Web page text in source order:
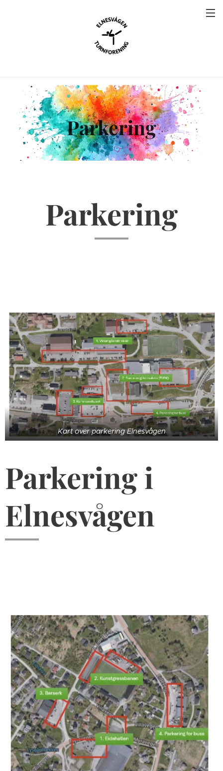
Parkering
Parkering
Kart over parkering Elnesvågen
Parkering i
Elnesvågen